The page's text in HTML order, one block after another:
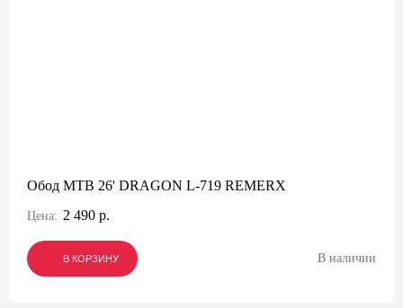
Обод МТВ 26' DRAGON L-719 REMERX
Цена: 2 490 р.
В КОРЗИНУ
В КОРЗИНУ
В КОРЗИНУ В наличии